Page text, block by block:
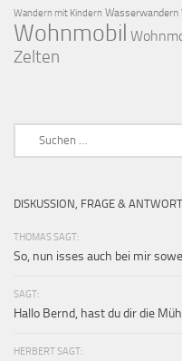
Wandern mit Kindern Wasserwandern
Wohnmobil
Zelten
DISKUSSION, FRAGE & ANTWORT
THOMAS SAGT:
So, nun isses auch bei mir
SAGT:
Hallo Bernd, hast du dir die
HERBERT SAGT: